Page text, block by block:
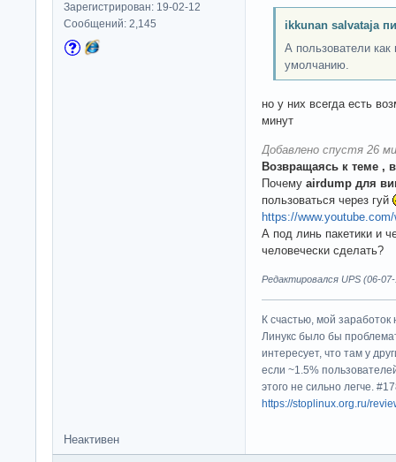
Зарегистрирован: 19-02-12
Сообщений: 2,145
ikkunan salvataja
А пользователи как
умолчанию.
но у них всегда есть
минут
Добавлено спустя 26
Возвращаясь к теме ,
Почему airdump для
пользоваться через гуй
https://
А под линь пакетики и
человечески сделать?
Редактировался UPS (06-
К счастью, мой
Линукс было бы
интересует, что там у
если ~1.5%
этого не сильно легче.
https://stoplinux.org.ru/
Неактивен